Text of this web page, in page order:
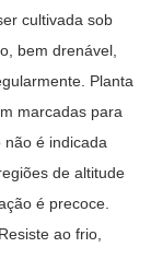
cultivada sob
bem drenável,
Planta
marcadas para
não é indicada
de altitude
é precoce.
ao frio,